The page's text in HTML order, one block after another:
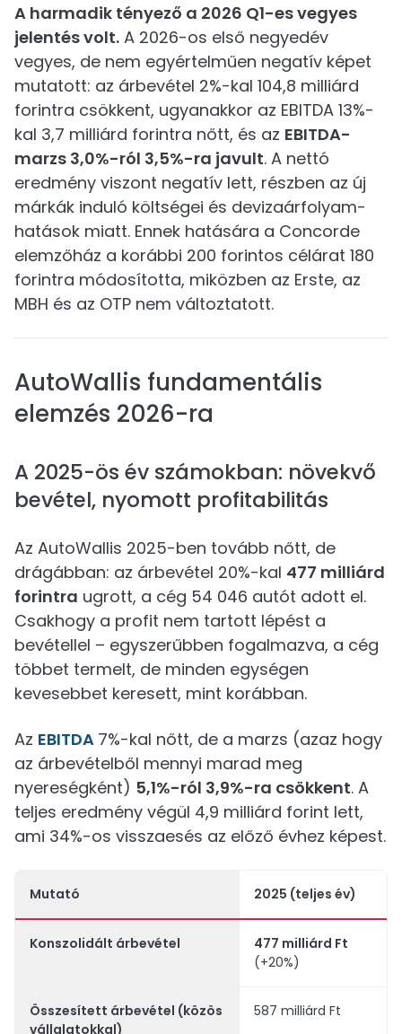
A harmadik tényező a 2026 Q1-es vegyes
jelentés volt. A 2026-os első negyedév
vegyes, de nem egyértelműen negatív képet
mutatott: az árbevétel 2%-kal 104,8 milliárd
forintra csökkent, ugyanakkor az EBITDA 13%-
kal 3,7 milliárd forintra nőtt, és az EBITDA-
marzs 3,0%-ról 3,5%-ra javult. A nettó
eredmény viszont negatív lett, részben az új
márkák induló költségei és devizaárfolyam-
hatások miatt. Ennek hatására a Concorde
elemzőház a korábbi 200 forintos célárat 180
forintra módosította, miközben az Erste, az
MBH és az OTP nem változtatott.
AutoWallis fundamentális
elemzés 2026-ra
A 2025-ös év számokban: növekvő
bevétel, nyomott profitabilitás
Az AutoWallis 2025-ben tovább nőtt, de
drágábban: az árbevétel 20%-kal 477 milliárd
forintra ugrott, a cég 54 046 autót adott el.
Csakhogy a profit nem tartott lépést a
bevétellel – egyszerűbben fogalmazva, a cég
többet termelt, de minden egységen
kevesebbet keresett, mint korábban.
Az EBITDA 7%-kal nőtt, de a marzs (azaz hogy
az árbevételből mennyi marad meg
nyereségként) 5,1%-ról 3,9%-ra csökkent. A
teljes eredmény végül 4,9 milliárd forint lett,
ami 34%-os visszaesés az előző évhez képest.
Mutató 2025 (teljes év)
Konszolidált árbevétel
477 milliárd Ft
(+20%)
Összesített árbevétel (közös
vállalatokkal)
587 milliárd Ft